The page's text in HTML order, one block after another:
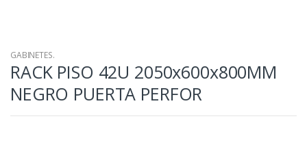
GABINETES.
RACK PISO 42U 2050x600x800MM
NEGRO PUERTA PERFOR